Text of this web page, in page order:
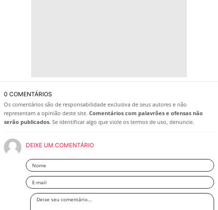
0 COMENTÁRIOS
Os comentários são de responsabilidade exclusiva de seus autores e não
representam a opinião deste site. Comentários com palavrões e ofensas não
serão publicados. Se identificar algo que viole os termos de uso, denuncie.
DEIXE UM COMENTÁRIO
Nome
Email
Deixe